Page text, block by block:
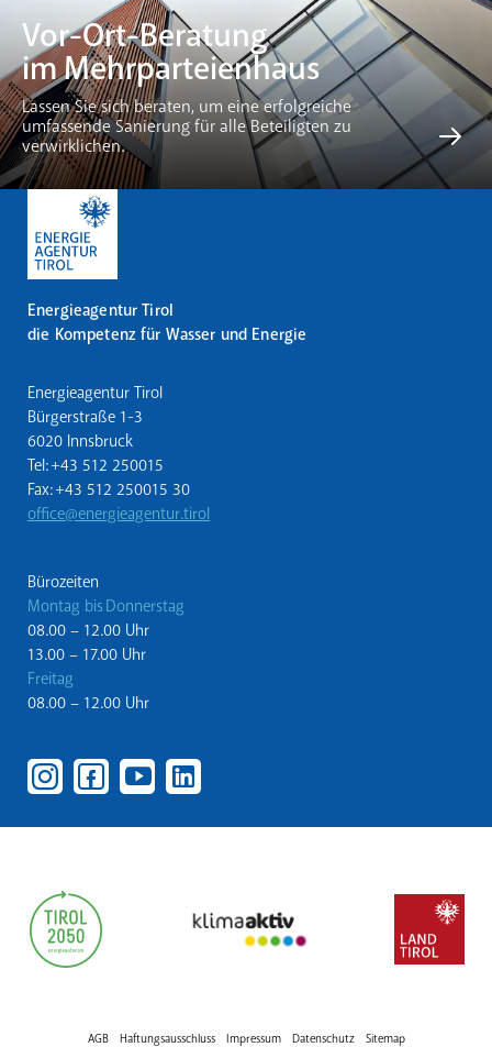
Vor-Ort-Beratung
im Mehrparteienhaus
Lassen Sie sich beraten, um eine erfolgreiche
umfassende Sanierung für alle Beteiligten zu
verwirklichen.
Energieagentur Tirol
die Kompetenz für Wasser und Energie
Energieagentur Tirol
Bürgerstraße 1-3
6020 Innsbruck
Tel: +43 512 250015
Fax: +43 512 250015 30
office@energieagentur.tirol
Bürozeiten
Montag bis Donnerstag
08.00 – 12.00 Uhr
13.00 – 17.00 Uhr
Freitag
08.00 – 12.00 Uhr
AGB Haftungsausschluss Impressum Datenschutz Sitemap